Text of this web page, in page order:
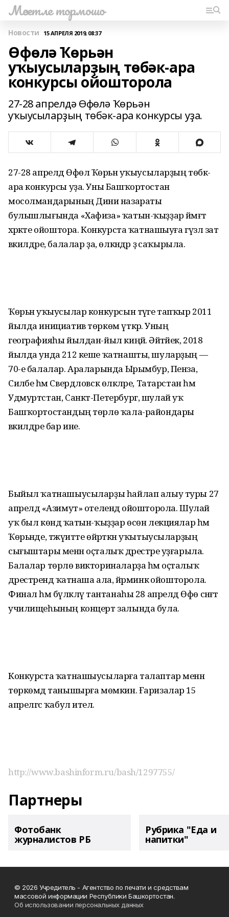
Мәсетле тормошо
Новости 15 АПРЕЛЯ 2019, 08:37
Өфөлә Ҡөрьән
уҡыусыларҙың төбәк-ара
конкурсы ойошторола
27-28 апрелдә Өфөлә Ҡөрьән
уҡыусыларҙың төбәк-ара конкурсы уҙа.
27-28 апрелдә Өфөлә Ҡөрьән уҡыусыларҙың төбәк-
ара конкурсы уҙа. Уны Башҡортостан
мосолмандарының Диниә назараты
булышлығында «Хафиза» ҡатын-ҡыҙҙар йәмәғәт
хәрәкәте ойоштора. Конкурста ҡатнашыуға гүзәл зат
вәкилдәре, балалар ҙа, өлкәндәр ҙә саҡырыла.
Ҡөрьән уҡыусылар конкурсын тәүге тапҡыр 2011
йылда инициатив төркөм үткәрә. Уның
географияһы йылдан-йыл киңәйә. Әйтәйек, 2018
йылда унда 212 кеше ҡатнашты, шуларҙың —
70-е балалар. Араларында Ырымбур, Пенза,
Силәбе һәм Свердловск өлкәләре, Татарстан һәм
Удмуртстан, Санкт-Петербург, шулай уҡ
Башҡортостандың төрлө ҡала-райондары
вәкилдәре бар ине.
Быйыл ҡатнашыусыларҙы һайлап алыу туры 27
апрелдә «Азимут» отелендә ойошторола. Шулай
уҡ был көндә ҡатын-ҡыҙҙар өсөн лекциялар һәм
Ҡөрьәнде, тәжүитте өйрәткән уҡытыусыларҙың
сығыштары менән оҫталыҡ дәрестәре уҙғарыла.
Балалар төрлө викториналарҙа һәм оҫталыҡ
дәрестәрендә ҡатнаша ала, йәрминкә ойошторола.
Финал һәм бүләкләү тантанаһы 28 апрелдә Өфө сәнғәт
училищеһының концерт залында була.
Конкурста ҡатнашыусыларға талаптар менән
төркөмдә танышырға мөмкин. Ғаризалар 15
апрелгәсә ҡабул ителә.
http://www.bashinform.ru/bash/1297755/
Партнеры
Фотобанк
журналистов РБ
Рубрика "Еда и
напитки"
© 2026 Учредитель - Агентство по печати и средствам
массовой информации Республики Башкортостан.
Об использовании персональных данных